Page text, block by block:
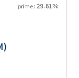
prime : 29.61%